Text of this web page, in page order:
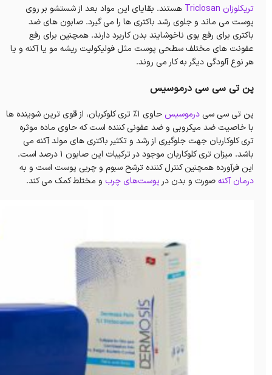
تریکلوزان Triclosan
هستند. بقایای این مواد بعد از شستشو بر روی
پوست می ماند و جلوی رشد باکتری ها را می گیرد. صابون های ضد
باکتری برای رفع بوی ناخوشایند بدن کاربرد دارند. همچنین برای رفع
عفونت های مختلف سطحی پوست مثل فولیکولیت ریشه مو یا آکنه و یا
هر نوع آلودگی دیگر به کار می روند.
پن تی سی سی درموسیس
پن تی سی سی درموسیس
حاوی 1% تری کلوکربان، از قوی ترین شوینده ها
با خاصیت ضد میکروبی و ضد عفونی کننده است که حاوی ماده موثره
تری کلوکاربان جهت جلوگیری از رشد و تکثیر باکتری های مولد آکنه می
باشد. میزان تری کلوکاربان موجود در ترکیبات این صابون ۱ درصد است.
این فرآورده همچنین کنترل کننده ترشح سبوم و چربی پوست است و به
درمان آکنهصورت و بدن در پوست‌های چرب و مختلط کمک می کند.